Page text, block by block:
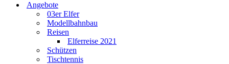
Angebote
03er Elfer
Modellbahnbau
Reisen
Elferreise 2021
Schützen
Tischtennis